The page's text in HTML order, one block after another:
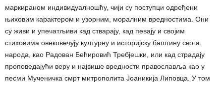
маркираном индивидуалношћу, чији су поступци одређени
њиховим карактером и узорним, моралним вредностима. Они
су живи и упечатљиви кад стварају, кад певају и својим
стиховима овековечују културну и историјску баштину свога
народа, као Радован Бећировић Требјешки, или кад страдају
проповедајући веру и највише вредности православља као у
песми Мученичка смрт митрополита Јоаникија Липовца. У том